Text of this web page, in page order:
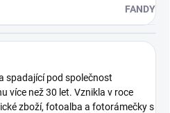
FANDY
spadající pod společnost
více než 30 let. Vznikla v roce
zboží, fotoalba a fotorámečky s